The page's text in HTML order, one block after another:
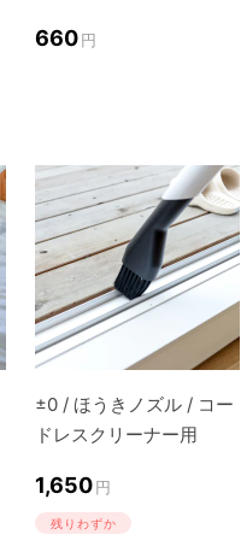
660円
±0 / ほうきノズル / コー
ドレスクリーナー用
1,650円
残りわずか